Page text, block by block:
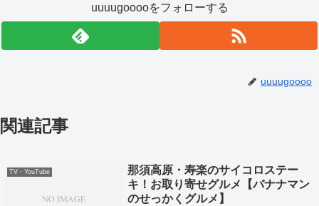
uuuugooooをフォローする
uuuugoooo
関連記事
TV・YouTube
那須高原・寿楽のサイコロステー
キ！お取り寄せグルメ【バナナマン
のせっかくグルメ】